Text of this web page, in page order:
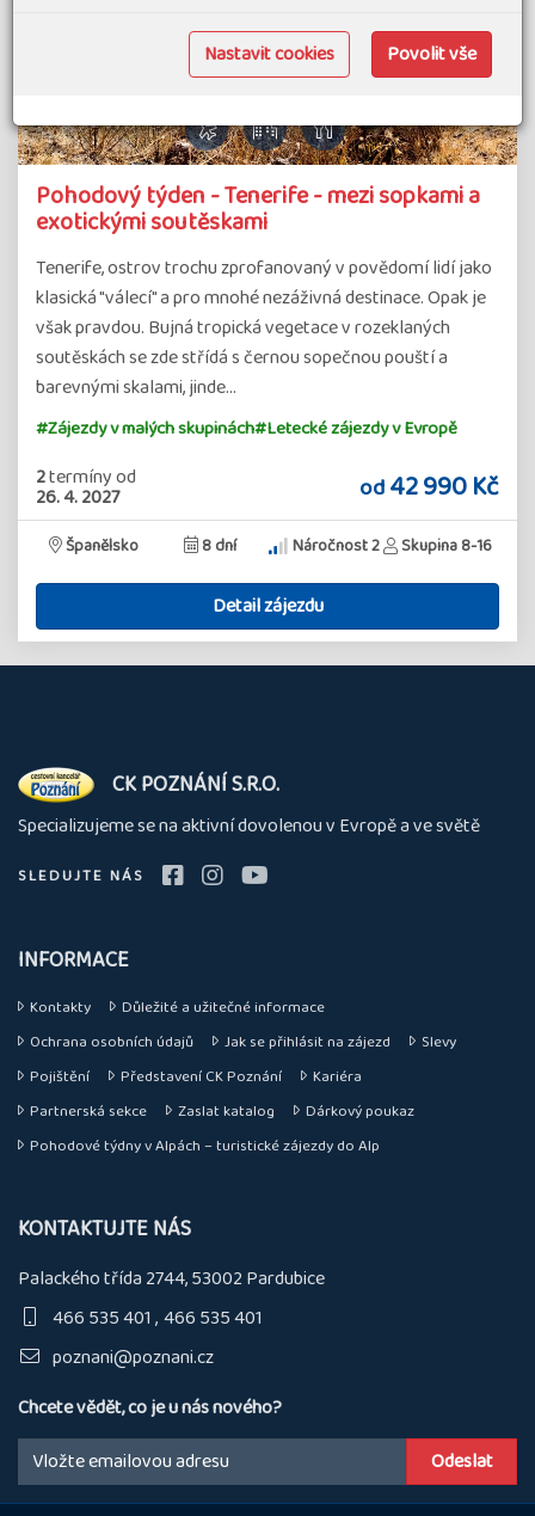
Pohodový týden - Tenerife - mezi sopkami a
exotickými soutěskami
Tenerife, ostrov trochu zprofanovaný v povědomí lidí jako
klasická "válecí" a pro mnohé nezáživná destinace. Opak je
však pravdou. Bujná tropická vegetace v rozeklaných
soutěskách se zde střídá s černou sopečnou pouští a
barevnými skalami, jinde…
#Zájezdy v malých skupinách#Letecké zájezdy v Evropě
2termínyod
26. 4. 2027 od42 990 Kč
Španělsko 8 dní Náročnost 2 Skupina 8-16
Detail zájezdu
O
nás
CK POZNÁNÍ S.R.O.
Specializujeme se na aktivní dovolenou v Evropě a ve světě
SLEDUJTE NÁS
INFORMACE
Kontakty
Důležité a užitečné informace
Ochrana osobních údajů
Jak se přihlásit na zájezd
Slevy
Pojištění
Představení CK Poznání
Kariéra
Partnerská sekce
Zaslat katalog
Dárkový poukaz
Pohodové týdny v Alpách – turistické zájezdy do Alp
KONTAKTUJTE NÁS
Palackého třída 2744, 53002 Pardubice
466 535 401 466 535 401
poznani@poznani.cz
Chcete vědět, co je u nás nového?
Email:
Nastavit cookies Povolit vše